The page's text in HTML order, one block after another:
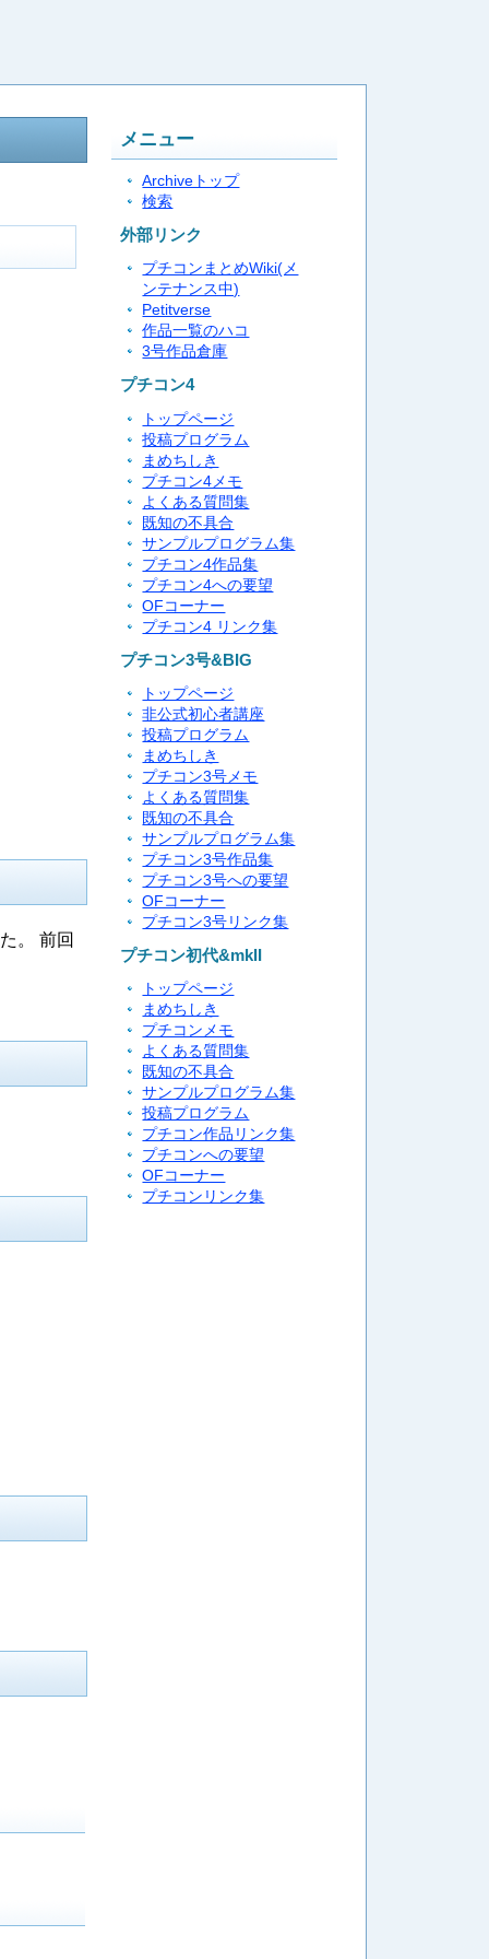
。 前回
メニュー
Archiveトップ
検索
外部リンク
プチコンまとめWiki(メ
ンテナンス中)
Petitverse
作品一覧のハコ
3号作品倉庫
プチコン4
トップページ
投稿プログラム
まめちしき
プチコン4メモ
よくある質問集
既知の不具合
サンプルプログラム集
プチコン4作品集
プチコン4への要望
OFコーナー
プチコン4 リンク集
プチコン3号&BIG
トップページ
非公式初心者講座
投稿プログラム
まめちしき
プチコン3号メモ
よくある質問集
既知の不具合
サンプルプログラム集
プチコン3号作品集
プチコン3号への要望
OFコーナー
プチコン3号リンク集
プチコン初代&mkII
トップページ
まめちしき
プチコンメモ
よくある質問集
既知の不具合
サンプルプログラム集
投稿プログラム
プチコン作品リンク集
プチコンへの要望
OFコーナー
プチコンリンク集